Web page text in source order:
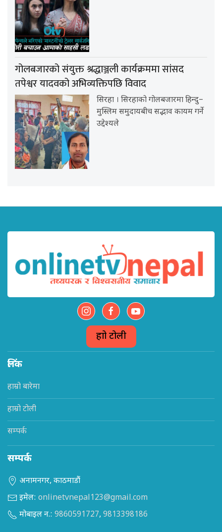
गोलबजारको संयुक्त श्रद्धाञ्जली कार्यक्रममा सांसद
तपेश्वर यादवको अभिव्यक्तिपछि विवाद
सिरहा । सिरहाको गोलबजारमा हिन्दु–
मुस्लिम समुदायबीच सद्भाव कायम गर्ने
उद्देश्यले
हाम्रो टोली
लिंक
हाम्रो बारेमा
हाम्रो टोली
सम्पर्क
सम्पर्क
अनामनगर, काठमाडौं
इमेल: onlinetvnepal123@gmail.com
मोबाइल न.: 9860591727, 9813398186